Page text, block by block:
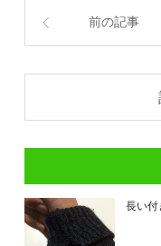
前の記事
長い付